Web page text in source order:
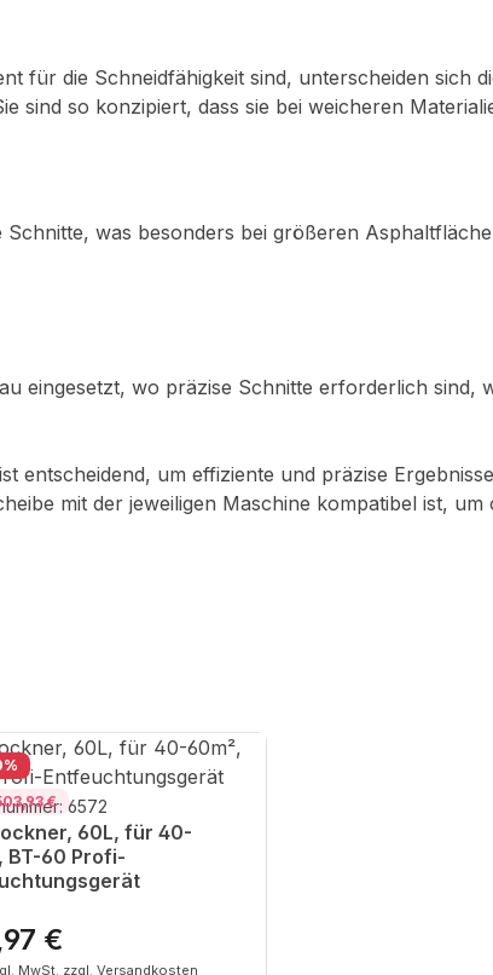
für die Schneidfähigkeit sind, unterscheiden sich
sind so konzipiert, dass sie bei weicheren
was besonders bei größeren
eingesetzt, wo präzise Schnitte erforderlich
entscheidend, um effiziente und präzise
mit der jeweiligen Maschine kompatibel ist,
%
€
6572
60L, für 40-
BT-60 Profi-
Preis:
€
MwSt. zzgl. Versandkosten